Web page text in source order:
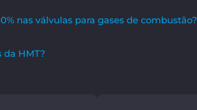
nas válvulas para gases de combustão?
HMT?